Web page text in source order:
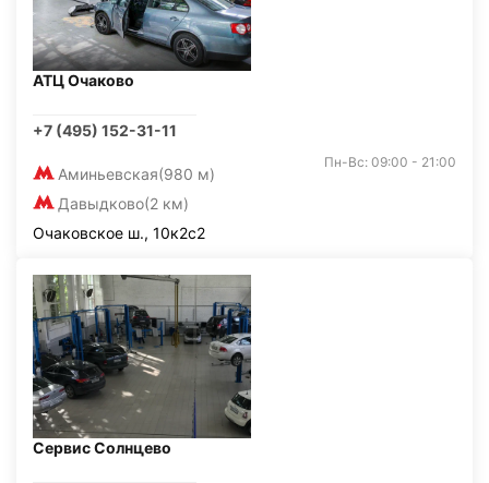
АТЦ Очаково
+7 (495) 152-31-11
Аминьевская(980 м)
Давыдково(2 км)
Пн-Вс: 09:00 - 21:00
Очаковское ш., 10к2с2
Сервис Солнцево